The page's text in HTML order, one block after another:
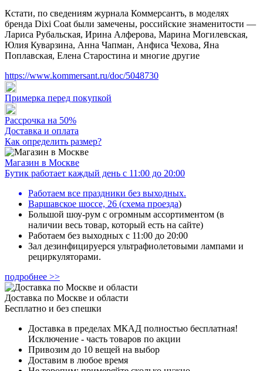
Кстати, по сведениям журнала Коммерсантъ, в моделях
бренда Dixi Coat были замечены, российские знаменитости —
Лариса Рубальская, Ирина Алферова, Марина Могилевская,
Юлия Куварзина, Анна Чапман, Анфиса Чехова, Яна
Поплавская, Елена Старостина и многие другие
https://www.kommersant.ru/doc/5048730
Примерка перед покупкой
Рассрочка на 50%
Доставка и оплата
Как определить размер?
Магазин в Москве
Бутик работает каждый день с 11:00 до 20:00
Работаем все праздники без выходных.
Варшавское шоссе, 26 (схема проезда)
Большой шоу-рум с огромным ассортиментом (в
наличии весь товар, который есть на сайте)
Работаем без выходных с 11:00 до 20:00
Зал дезинфицируерся ультрафиолетовыми лампами и
рециркуляторами.
подробнее >>
Доставка по Москве и области
Бесплатно и без спешки
Доставка в пределах МКАД полностью бесплатная!
Исключение - часть товаров по акции
Привозим до 10 вещей на выбор
Доставим в любое время